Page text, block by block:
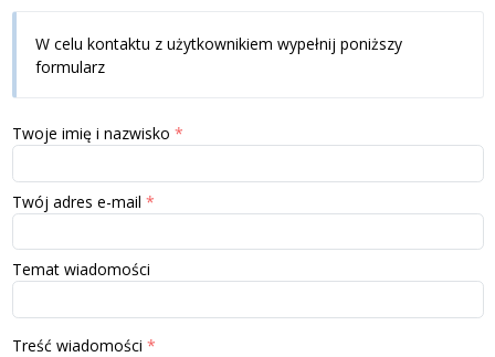
W celu kontaktu z użytkownikiem wypełnij poniższy
formularz
Twoje imię i nazwisko
Twój adres e-mail
Temat wiadomości
Treść wiadomości